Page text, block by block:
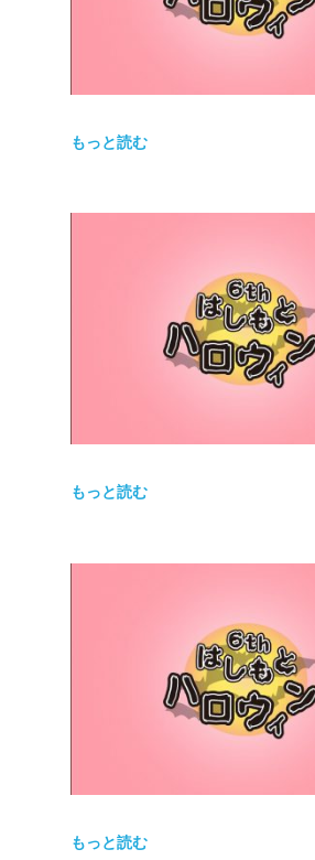
もっと読む
もっと読む
もっと読む